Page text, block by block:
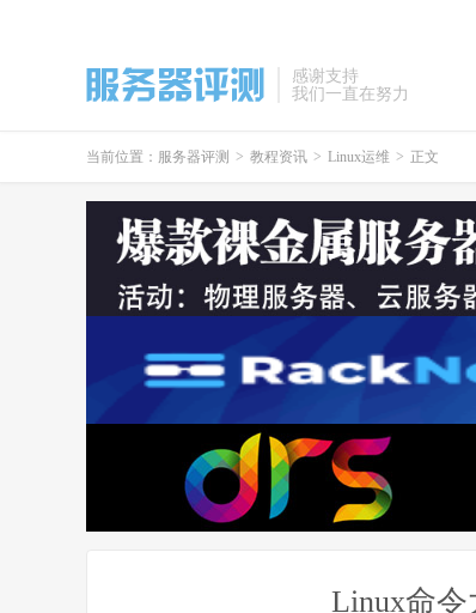
感谢支持
我们一直在努力
当前位置： 服务器评测 > 教程资讯 > Linux运维 > 正文
Linux命